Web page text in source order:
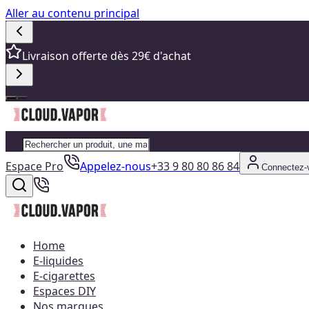
Aller au contenu principal
Livraison offerte dès 29€ d'achat
Espace Pro Appelez-nous+33 9 80 80 86 84 Connectez-
Home
E-liquides
E-cigarettes
Espaces DIY